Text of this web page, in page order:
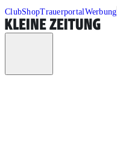
ClubShopTrauerportalWerbung